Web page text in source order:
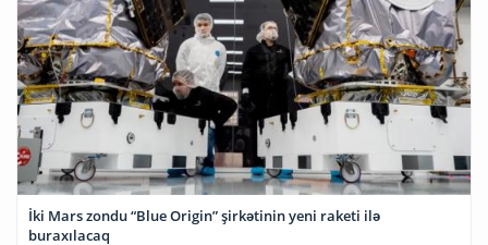
İki Mars zondu “Blue Origin” şirkətinin yeni raketi ilə
buraxılacaq